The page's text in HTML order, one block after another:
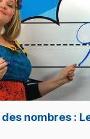
nombres :